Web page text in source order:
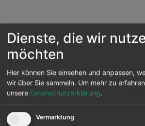
Dienste, die wir
möchten
Hier können Sie einsehen und anpassen,
wir über Sie sammeln. Um mehr zu
unsere Datenschutzerklärung.
Vermarktung